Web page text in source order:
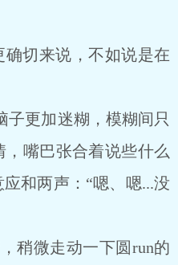
切来说，不如说是在
更加迷糊，模糊间只
嘴巴张合着说些什么
和两声：“嗯、嗯...没
微走动一下圆run的